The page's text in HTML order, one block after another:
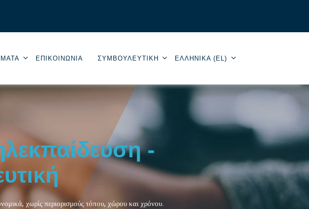
ΕΠΙΚΟΙΝΩΝΊΑ ΣΥΜΒΟΥΛΕΥΤΙΚΉ ΕΛΛΗΝΙΚΆ ‎(EL)‎
-
χωρίς περιορισμούς τόπου, χώρου και χρόνου.